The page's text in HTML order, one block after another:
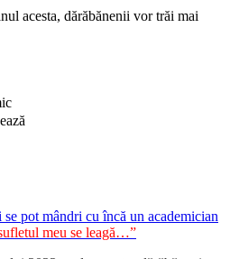
acesta, dărăbănenii vor trăi mai
se pot mândri cu încă un academician
meu se leagă…”